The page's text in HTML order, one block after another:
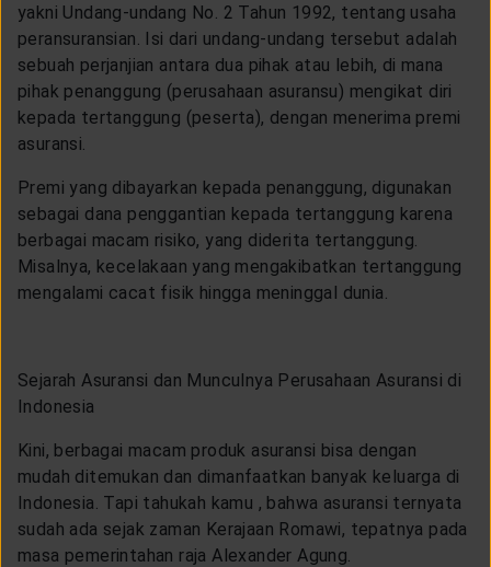
yakni Undang-undang No. 2 Tahun 1992, tentang usaha
peransuransian. Isi dari undang-undang tersebut adalah
sebuah perjanjian antara dua pihak atau lebih, di mana
pihak penanggung (perusahaan asuransu) mengikat diri
kepada tertanggung (peserta), dengan menerima premi
asuransi.
Premi yang dibayarkan kepada penanggung, digunakan
sebagai dana penggantian kepada tertanggung karena
berbagai macam risiko, yang diderita tertanggung.
Misalnya, kecelakaan yang mengakibatkan tertanggung
mengalami cacat fisik hingga meninggal dunia.
Sejarah Asuransi dan Munculnya Perusahaan Asuransi di
Indonesia
Kini, berbagai macam produk asuransi bisa dengan
mudah ditemukan dan dimanfaatkan banyak keluarga di
Indonesia. Tapi tahukah kamu , bahwa asuransi ternyata
sudah ada sejak zaman Kerajaan Romawi, tepatnya pada
masa pemerintahan raja Alexander Agung.